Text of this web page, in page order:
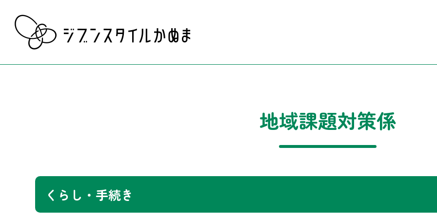
地域課題対策係
くらし・手続き